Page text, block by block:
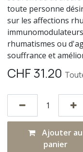
toute personne
sur les affections
rhumatismes ou
souffrance et
CHF31.20
Ajouter au
panier